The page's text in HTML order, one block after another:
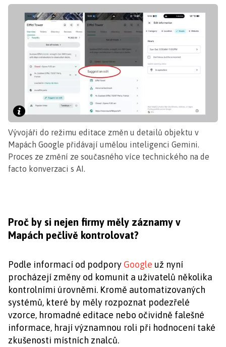
Vývojáři do režimu editace změn u detailů objektu v
Mapách Google přidávají umělou inteligenci Gemini.
Proces ze změní ze současného více technického na de
facto konverzaci s AI.
Proč by si nejen firmy měly záznamy v
Mapách pečlivě kontrolovat?
Podle informací od podpory Google už nyní
procházejí změny od komunit a uživatelů několika
kontrolními úrovněmi. Kromě automatizovaných
systémů, které by měly rozpoznat podezřelé
vzorce, hromadné editace nebo očividně falešné
informace, hrají významnou roli při hodnocení také
zkušenosti místních znalců.